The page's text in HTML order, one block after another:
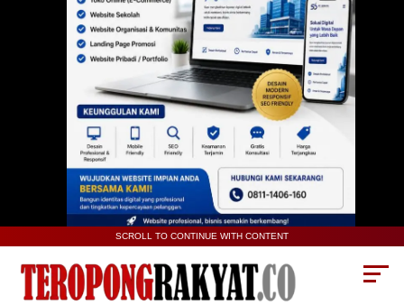
SCROLL TO CONTINUE WITH CONTENT